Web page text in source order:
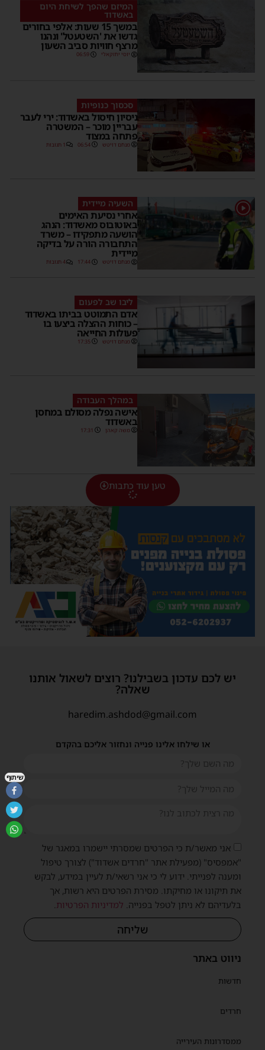
המיזם שהפך לשיחת היום
באשדוד
במשך 15 שעות: אלפי בחורים
גדשו את 'השטעטל' ונהנו
מרצף חוויות סביב השעון
יוסי יחזקאלי 06:59
סכסוך כנופיות
ניסיון חיסול באשדוד: ירי לעבר
עבריין מוכר – המשטרה
פתחה במצוד
מנחם דויטש 06:54 1 תגובות
1 השעיה מיידית
אחרי נסיעת האימים
באוטובוס מאשדוד: הנהג
הושעה מתפקידו – משרד
התחבורה הורה על בדיקה
מיידית
מנחם דויטש 17:44 4 תגובות
ליבו שב לפעום
אדם התמוטט בביתו באשדוד
– כוחות ההצלה ביצעו בו
פעולות החייאה
מנחם דויטש 17:35
במהלך העבודה
אישה נפלה מסולם במחסן
באשדוד
משה קאהן 17:31
טען עוד כתבות
ניווט באתר
חדשות
חרדים
ממסדרונות העירייה
יש לכם עדכון בשבילנו? רוצים לשאול אותנו
שאלה?
haredim.ashdod@gmail.com
או שילחו אלינו פנייה ונחזור אליכם בהקדם
אני מאשר/ת כי הפרטים שמסרתי יישמרו במאגר של
"אמפסיס" (מפעילת אתר "חרדים אשדוד") לצורך טיפול
ומענה לפנייתי. ידוע לי כי אני רשאי/ת לעיין במידע, לבקש
את תיקונו או מחיקתו. מסירת הפרטים היא רשות, אך
בלעדיהם לא ניתן לטפל בפנייה. למדיניות הפרטיות
שליחה
שיתוף